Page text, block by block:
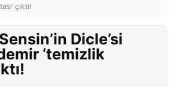
çıktı!
Dicle’si
‘temizlik